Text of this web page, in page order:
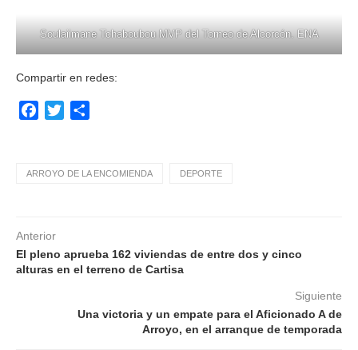
Soulaiimane Tchaboubou MVP del Torneo de Alcorcón. ENA
Compartir en redes:
Facebook
Twitter
ARROYO DE LA ENCOMIENDA DEPORTE
Anterior
El pleno aprueba 162 viviendas de entre dos y cinco
alturas en el terreno de Cartisa
Siguiente
Una victoria y un empate para el Aficionado A de
Arroyo, en el arranque de temporada